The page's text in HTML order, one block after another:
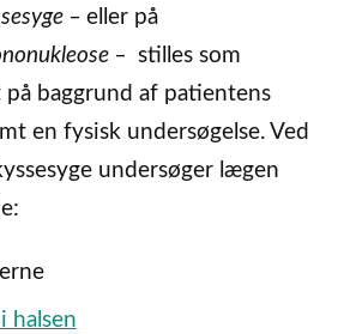
– eller på
– stilles som
på baggrund af patientens
en fysisk undersøgelse. Ved
undersøger lægen
halsen